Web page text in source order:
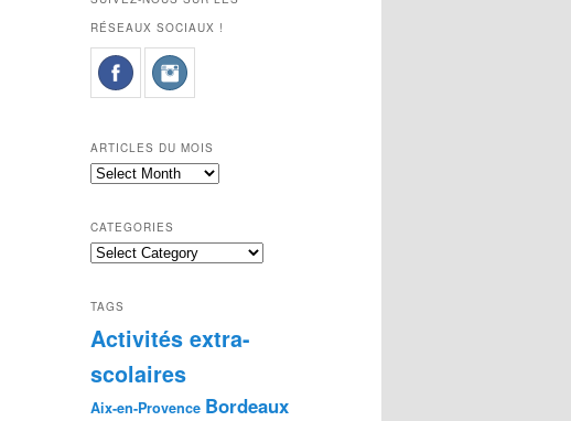
RÉSEAUX SOCIAUX !
ARTICLES DU MOIS
Articles
CATEGORIES
Categories
TAGS
Activités extra-
scolaires
Aix-en-Provence Bordeaux